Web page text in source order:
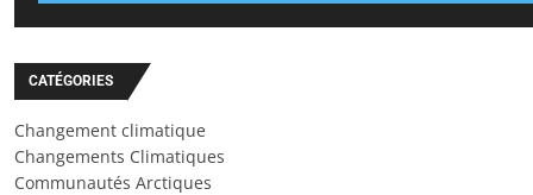
CATÉGORIES
Changement climatique
Changements Climatiques
Communautés Arctiques